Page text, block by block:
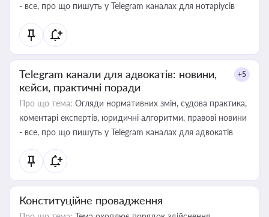
- все, про що пишуть у Telegram каналах для нотаріусів
Telegram канали для адвокатів: новини,
кейси, практичні поради
+5
Про що тема: Огляди нормативних змін, судова практика,
коментарі експертів, юридичні алгоритми, правові новини
- все, про що пишуть у Telegram каналах для адвокатів
Конституційне провадження